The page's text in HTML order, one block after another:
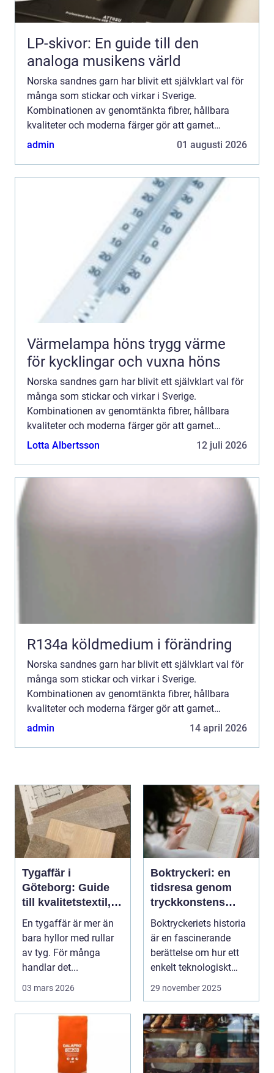
LP-skivor: En guide till den
analoga musikens värld
Norska sandnes garn har blivit ett självklart val för
många som stickar och virkar i Sverige.
Kombinationen av genomtänkta fibrer, hållbara
kvaliteter och moderna färger gör att garnet
fungerar lika bra till första tröjan som till
admin 01 augusti 2026
Värmelampa höns trygg värme
för kycklingar och vuxna höns
Norska sandnes garn har blivit ett självklart val för
många som stickar och virkar i Sverige.
Kombinationen av genomtänkta fibrer, hållbara
kvaliteter och moderna färger gör att garnet
fungerar lika bra till första tröjan som till
Lotta Albertsson 12 juli 2026
R134a köldmedium i förändring
Norska sandnes garn har blivit ett självklart val för
många som stickar och virkar i Sverige.
Kombinationen av genomtänkta fibrer, hållbara
kvaliteter och moderna färger gör att garnet
fungerar lika bra till första tröjan som till
admin 14 april 2026
Tygaffär i
Göteborg: Guide
till kvalitetstextil,
sömnad och
inredning
En tygaffär är mer än
bara hyllor med rullar
av tyg. För många
handlar det...
03 mars 2026
Boktryckeri: en
tidsresa genom
tryckkonstens
värld
Boktryckeriets historia
är en fascinerande
berättelse om hur ett
enkelt teknologiskt
genom...
29 november 2025